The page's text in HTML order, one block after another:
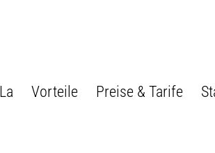
Vorteile Preise & Tarife